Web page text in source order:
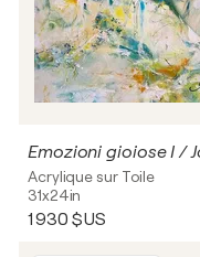
Acrylique sur Toile
31x24in
1 930 $US